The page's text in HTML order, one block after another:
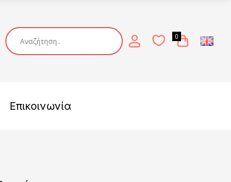
0
Επικοινωνία